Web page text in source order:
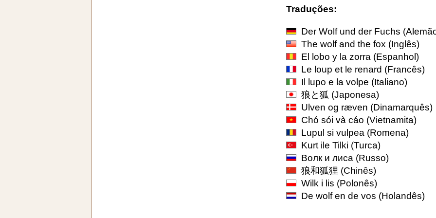
Traduções:
Der Wolf und der Fuchs
The wolf and the fox (Inglês)
El lobo y la zorra (Espanhol)
Le loup et le renard (Francês)
Il lupo e la volpe (Italiano)
狼と狐 (Japonesa)
Ulven og ræven (Dinamarquês)
Chó sói và cáo (Vietnamita)
Lupul si vulpea (Romena)
Kurt ile Tilki (Turca)
Волк и лиса (Russo)
狼和狐狸 (Chinês)
Wilk i lis (Polonês)
De wolf en de vos (Holandês)